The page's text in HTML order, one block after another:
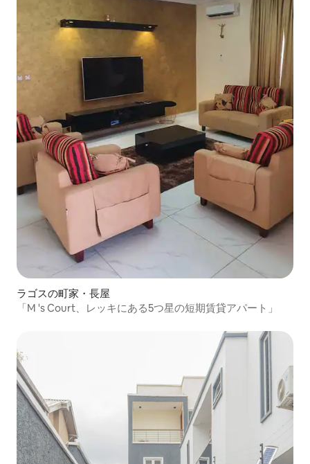
ラゴスの町家・長屋
「M 's Court、レッキにある5つ星の短期賃貸アパート」